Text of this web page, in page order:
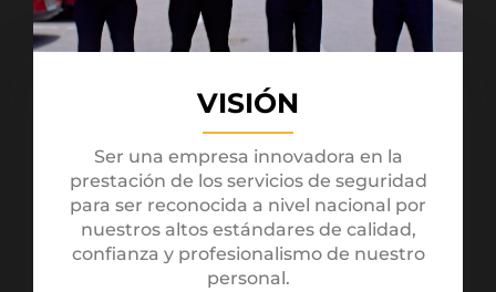
VISIÓN
Ser una empresa innovadora en la
prestación de los servicios de seguridad
para ser reconocida a nivel nacional por
nuestros altos estándares de calidad,
confianza y profesionalismo de nuestro
personal.